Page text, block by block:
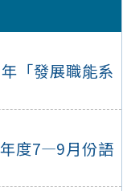
「發展職能系
度7—9月份語